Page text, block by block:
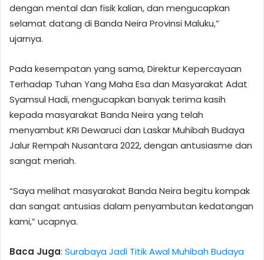
dengan mental dan fisik kalian, dan mengucapkan
selamat datang di Banda Neira Provinsi Maluku,”
ujarnya.
Pada kesempatan yang sama, Direktur Kepercayaan
Terhadap Tuhan Yang Maha Esa dan Masyarakat Adat
Syamsul Hadi, mengucapkan banyak terima kasih
kepada masyarakat Banda Neira yang telah
menyambut KRI Dewaruci dan Laskar Muhibah Budaya
Jalur Rempah Nusantara 2022, dengan antusiasme dan
sangat meriah.
“Saya melihat masyarakat Banda Neira begitu kompak
dan sangat antusias dalam penyambutan kedatangan
kami,” ucapnya.
Baca Juga: Surabaya Jadi Titik Awal Muhibah Budaya